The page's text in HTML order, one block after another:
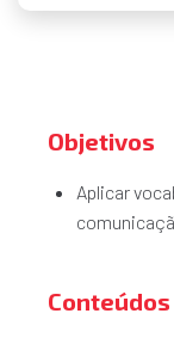
Objetivos
Aplicar
Conteúdos